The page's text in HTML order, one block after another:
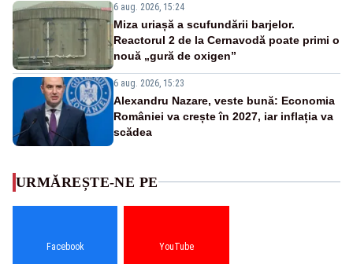
6 aug. 2026, 15:24
Miza uriașă a scufundării barjelor.
Reactorul 2 de la Cernavodă poate primi o
nouă „gură de oxigen”
6 aug. 2026, 15:23
Alexandru Nazare, veste bună: Economia
României va crește în 2027, iar inflația va
scădea
URMĂREȘTE-NE PE
Facebook YouTube